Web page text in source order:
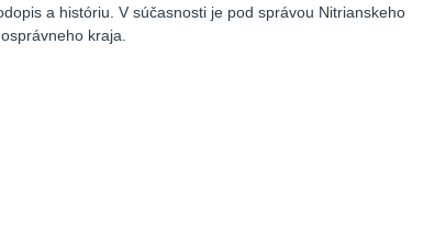
a históriu. V súčasnosti je pod správou Nitrianskeho
kraja.